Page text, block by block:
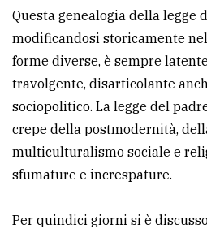
PRIVACY
Privacy
policy
Cookie
policy
Questa genealogia della legge
modificandosi storicamente
forme diverse, è sempre
travolgente, disarticolante
sociopolitico. La legge del
crepe della postmodernità,
multiculturalismo sociale e
sfumature e increspature.
Per quindici giorni si è